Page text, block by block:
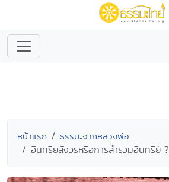
หน้าแรก ธรรมะจากหลวงพ่อ
อินทรียสังวรหรือการสำรวมอินทรีย์ ?